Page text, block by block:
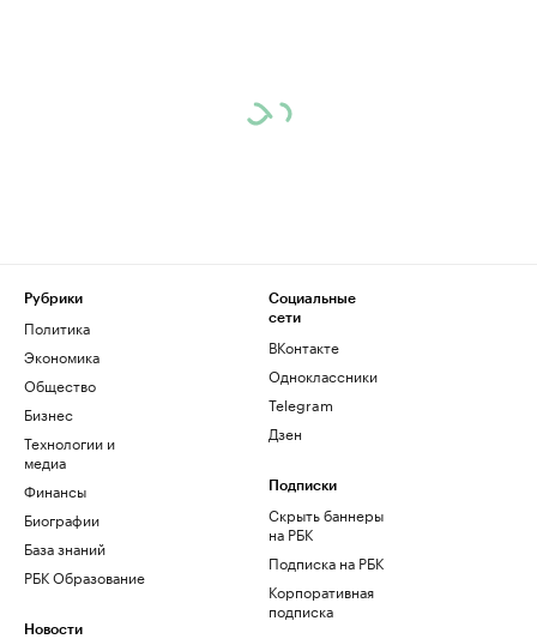
Рубрики
Политика
Экономика
Общество
Бизнес
Технологии и
медиа
Финансы
Биографии
База знаний
РБК Образование
Новости
Социальные
сети
ВКонтакте
Одноклассники
Telegram
Дзен
Подписки
Скрыть баннеры
на РБК
Подписка на РБК
Корпоративная
подписка